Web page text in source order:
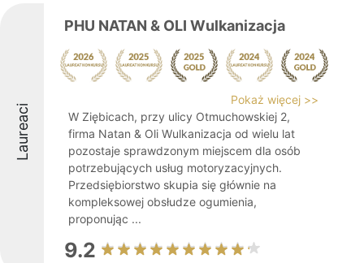
Laureaci
PHU NATAN & OLI Wulkanizacja
Pokaż więcej >>
W Ziębicach, przy ulicy Otmuchowskiej 2,
firma Natan & Oli Wulkanizacja od wielu lat
pozostaje sprawdzonym miejscem dla osób
potrzebujących usług motoryzacyjnych.
Przedsiębiorstwo skupia się głównie na
kompleksowej obsłudze ogumienia,
proponując ...
9.2